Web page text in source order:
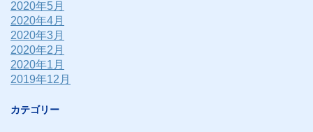
2020年5月
2020年4月
2020年3月
2020年2月
2020年1月
2019年12月
カテゴリー